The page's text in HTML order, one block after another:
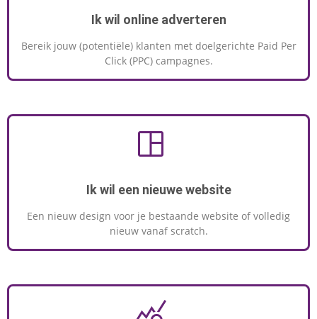
Ik wil online adverteren
Bereik jouw (potentiële) klanten met doelgerichte Paid Per
Click (PPC) campagnes.
Ik wil een nieuwe website
Een nieuw design voor je bestaande website of volledig
nieuw vanaf scratch.